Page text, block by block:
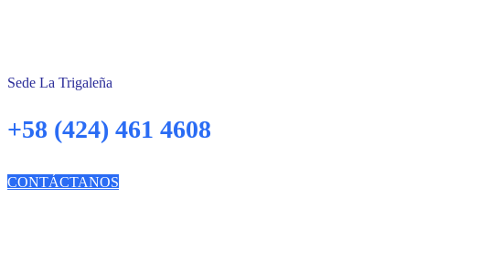
Sede La Trigaleña
+58 (424) 461 4608
CONTÁCTANOS